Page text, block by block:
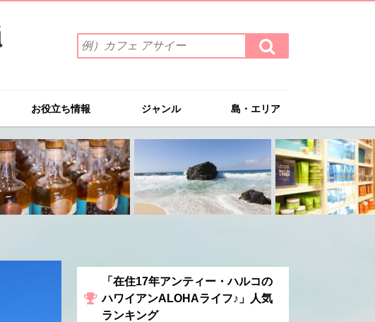
索
ワ
を
入
力
(例）
カ
フ
ェ
イ
検
索
す
お役立ち情報 ジャンル 島・エリア
「在住17年アンティー・ハルコの
ハワイアンALOHAライフ♪」人気
ランキング